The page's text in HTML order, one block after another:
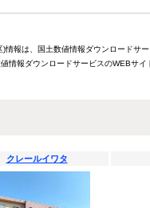
情報は、国土数値情報ダウンロード
情報ダウンロードサービスのWEBサ
クレールイワタ